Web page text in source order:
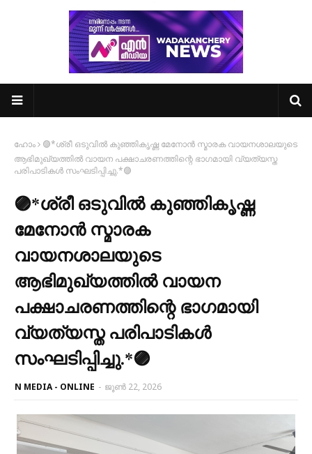
ഹോം
🟣*ശ്രീ ഒടുവിൽ കുഞ്ഞികൃഷ്ണ മേനോൻ സ്മാരക വായനശാലയുടെ
ആഭിമുഖ്യത്തിൽ വായന പക്ഷാചരണത്തിന്റെ ഭാഗമായി വ്യത്യസ്ത
പരിപാടികൾ സംഘടിപ്പിച്ചു.*🟣
🟣*ശ്രീ ഒടുവിൽ കുഞ്ഞികൃഷ്ണ
മേനോൻ സ്മാരക
വായനശാലയുടെ
ആഭിമുഖ്യത്തിൽ വായന
പക്ഷാചരണത്തിന്റെ ഭാഗമായി
വ്യത്യസ്ത പരിപാടികൾ
സംഘടിപ്പിച്ചു.*🟣
N MEDIA - ONLINE - ജൂൺ 22, 2026